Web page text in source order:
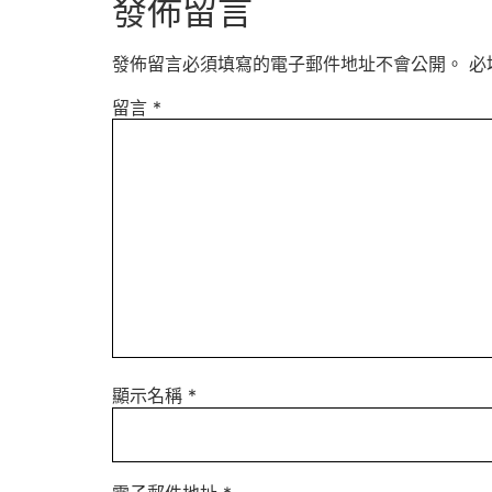
發佈留言
發佈留言必須填寫的電子郵件地址不會公開。 必
留言 *
顯示名稱 *